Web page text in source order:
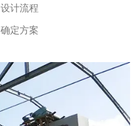
设计流程
确定方案